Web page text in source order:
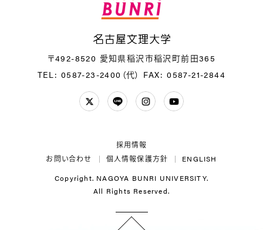
〒492-8520 愛知県稲沢市稲沢町前田365
TEL: 0587-23-2400（代） FAX: 0587-21-2844
ENGLISH
個人情報保護方針
お問い合わせ
採用情報
Copyright. NAGOYA BUNRI UNIVERSITY.
All Rights Reserved.